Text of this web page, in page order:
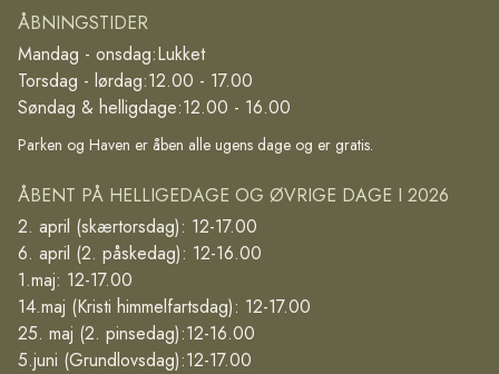
ÅBNINGSTIDER
Mandag - onsdag:Lukket
Torsdag - lørdag:12.00 - 17.00
Søndag & helligdage:12.00 - 16.00
Parken og Haven er åben alle ugens dage og er gratis.
ÅBENT PÅ HELLIGEDAGE OG ØVRIGE DAGE I 2026
2. april (skærtorsdag): 12-17.00
6. april (2. påskedag): 12-16.00
1.maj: 12-17.00
14.maj (Kristi himmelfartsdag): 12-17.00
25. maj (2. pinsedag):12-16.00
5.juni (Grundlovsdag):12-17.00